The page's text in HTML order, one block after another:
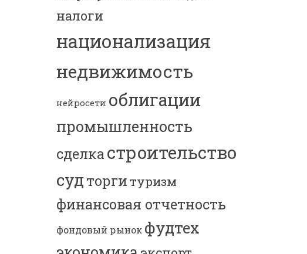
налоги
национализация
недвижимость
нейросети облигации
промышленность
сделкастроительство
судторгитуризм
финансовая отчетность
фондовый рынок фудтех